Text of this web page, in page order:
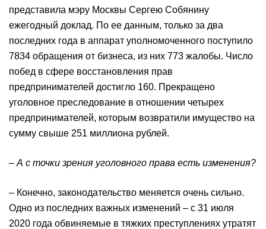
представила мэру Москвы Сергею Собянину
ежегодный доклад. По ее данным, только за два
последних года в аппарат уполномоченного поступило
7834 обращения от бизнеса, из них 773 жалобы. Число
побед в сфере восстановления прав
предпринимателей достигло 160. Прекращено
уголовное преследование в отношении четырех
предпринимателей, которым возвратили имущество на
сумму свыше 251 миллиона рублей.
– А с точки зрения уголовного права есть изменения?
– Конечно, законодательство меняется очень сильно.
Одно из последних важных изменений – с 31 июля
2020 года обвиняемые в тяжких преступлениях утратят